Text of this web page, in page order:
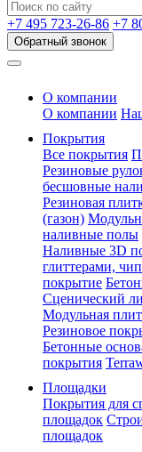
+7 495 723-26-86 +7
Обратный звонок
О компании
О компании
Покрытия
Все покрытия
Резиновые
бесшовные
Резиновая
(газон)
наливные полы
Наливные 3D
глиттерами,
покрытие
Сценический
Модульная
Резиновое
Бетонные
покрытия
Площадки
Покрытия для
площадок
площадок